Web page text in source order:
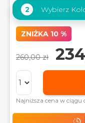
2 Wybierz
ZNIŻKA 10 %
260,00 zł
Najniższa cena w ciągu